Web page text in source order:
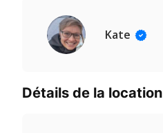
Kate
Détails de la location